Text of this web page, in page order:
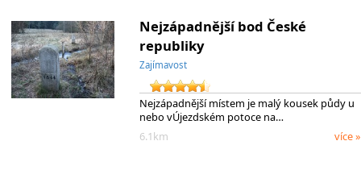
Nejzápadnější bod České
republiky
Zajímavost
Nejzápadnější místem je malý kousek půdy u
nebo vÚjezdském potoce na…
6.1km
více »